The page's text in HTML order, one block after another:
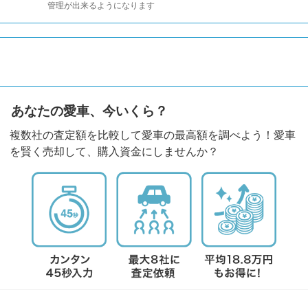
管理が出来るようになります
あなたの愛車、今いくら？
複数社の査定額を比較して愛車の最高額を調べよう！愛車
を賢く売却して、購入資金にしませんか？